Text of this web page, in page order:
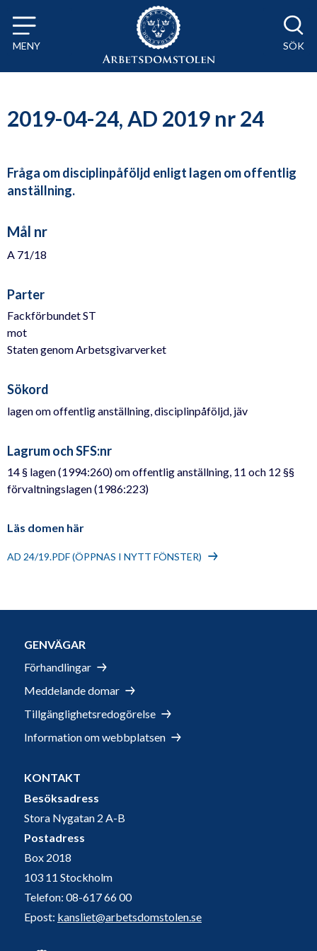
Till innehåll på sidan x
MENY SÖK
2019-04-24, AD 2019 nr 24
Fråga om disciplinpåföljd enligt lagen om offentlig
anställning.
Mål nr
A 71/18
Parter
Fackförbundet ST
mot
Staten genom Arbetsgivarverket
Sökord
lagen om offentlig anställning, disciplinpåföljd, jäv
Lagrum och SFS:nr
14 § lagen (1994:260) om offentlig anställning, 11 och 12 §§
förvaltningslagen (1986:223)
Läs domen här
AD 24/19.PDF (ÖPPNAS I NYTT FÖNSTER)
GENVÄGAR
Förhandlingar
Meddelande domar
Tillgänglighetsredogörelse
Information om webbplatsen
KONTAKT
Besöksadress
Stora Nygatan 2 A-B
Postadress
Box 2018
103 11 Stockholm
Telefon: 08-617 66 00
Epost: kansliet@arbetsdomstolen.se